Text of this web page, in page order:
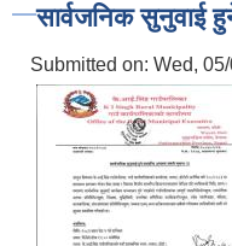
सार्वजनिक सुनुवाई
Submitted on: Wed,